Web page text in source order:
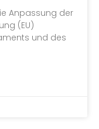
Anpassung der
(EU)
und des